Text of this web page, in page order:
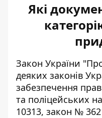
Які
Закон України
деяких законів
забезпечення
та поліцейських
10313, закон №